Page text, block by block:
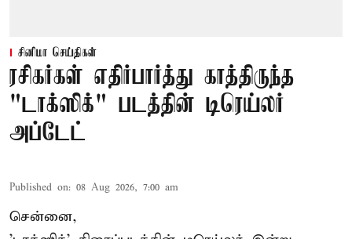
சினிமா செய்திகள்
ரசிகர்கள் எதிர்பார்த்து காத்திருந்த
"டாக்ஸிக்" படத்தின் டிரெய்லர்
அப்டேட்
Published on: 08 Aug 2026, 7:00 am
சென்னை,